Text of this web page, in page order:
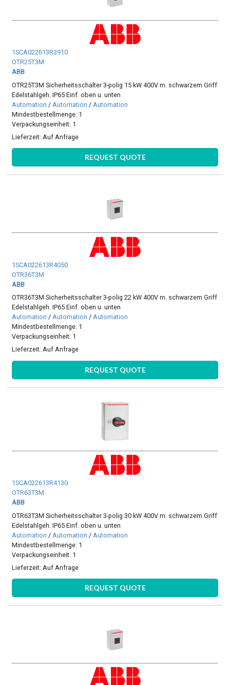
1SCA022613R3910
OTR25T3M
ABB
OTR25T3M Sicherheitsschalter 3-polig 15 kW 400V m. schwarzem Griff
Edelstahlgeh. IP65 Einf. oben u. unten
Automation / Automation / Automation
Mindestbestellmenge: 1
Verpackungseinheit: 1
Lieferzeit: Auf Anfrage
REQUEST QUOTE
1SCA022613R4050
OTR36T3M
ABB
OTR36T3M Sicherheitsschalter 3-polig 22 kW 400V m. schwarzem Griff
Edelstahlgeh. IP65 Einf. oben u. unten
Automation /Automation /Automation
Mindestbestellmenge: 1
Verpackungseinheit: 1
Lieferzeit:Auf Anfrage
REQUEST QUOTE
1SCA022613R4130
OTR63T3M
ABB
OTR63T3M Sicherheitsschalter 3-polig 30 kW 400V m. schwarzem Griff
Edelstahlgeh. IP65 Einf. oben u. unten
Automation / Automation / Automation
Mindestbestellmenge: 1
Verpackungseinheit: 1
Lieferzeit: Auf Anfrage
REQUEST QUOTE